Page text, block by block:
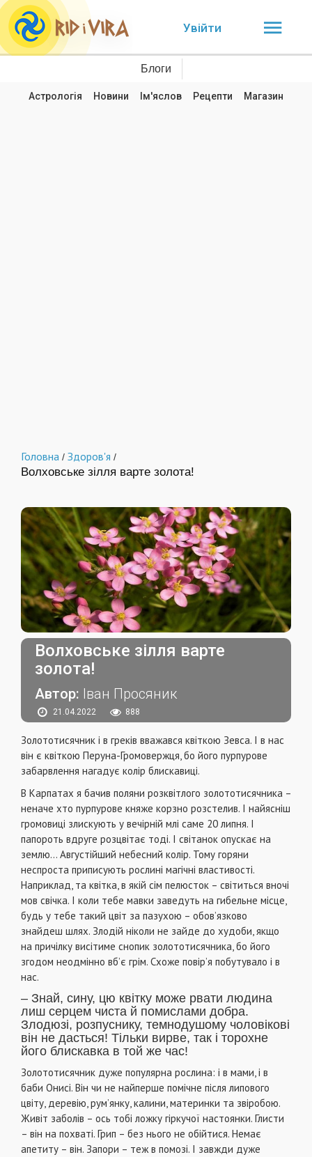
Увійти
Блоги
Астрологія Новини Ім'яслов Рецепти Магазин
Головна / Здоров'я /
Волховське зілля варте золота!
Волховське зілля варте
золота!
Автор: Іван Просяник
21.04.2022 888
Золототисячник і в греків вважався квіткою Зевса. І в нас
він є квіткою Перуна-Громовержця, бо його пурпурове
забарвлення нагадує колір блискавиці.
В Карпатах я бачив поляни розквітлого золототисячника –
неначе хто пурпурове княже корзно розстелив. І найясніш
громовиці злискують у вечірній млі саме 20 липня. І
папороть вдруге розцвітає тоді. І світанок опускає на
землю… Августійший небесний колір. Тому горяни
неспроста приписують рослині магічні властивості.
Наприклад, та квітка, в якій сім пелюсток – світиться вночі
мов свічка. І коли тебе мавки заведуть на гибельне місце,
будь у тебе такий цвіт за пазухою – обов’язково
знайдеш шлях. Злодій ніколи не зайде до худоби, якщо
на причілку висітиме снопик золототисячника, бо його
згодом неодмінно вб’є грім. Схоже повір’я побутувало і в
нас.
– Знай, сину, цю квітку може рвати людина
лиш серцем чиста й помислами добра.
Злодюзі, розпуснику, темнодушому чоловікові
він не дасться! Тільки вирве, так і торохне
його блискавка в той же час!
Золототисячник дуже популярна рослина: і в мами, і в
баби Онисі. Він чи не найперше помічне після липового
цвіту, деревію, рум’янку, калини, материнки та звіробою.
Живіт заболів – ось тобі ложку гіркучої настоянки. Глисти
– він на похваті. Грип – без нього не обійтися. Немає
апетиту – він. Запори – теж в помозі. І завжди дуже